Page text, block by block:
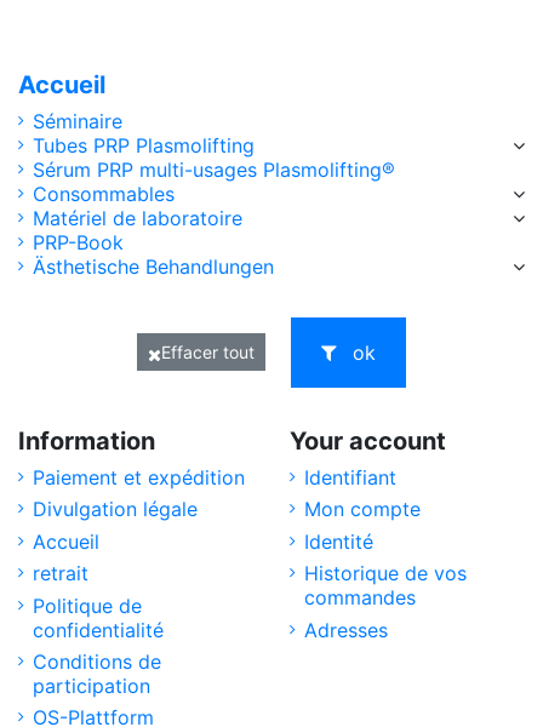
Accueil
Séminaire
Tubes PRP Plasmolifting
Sérum PRP multi-usages Plasmolifting®
Consommables
Matériel de laboratoire
PRP-Book
Ästhetische Behandlungen
Effacer tout ok
Information
Paiement et expédition
Divulgation légale
Accueil
retrait
Politique de
confidentialité
Conditions de
participation
OS-Plattform
Your account
Identifiant
Mon compte
Identité
Historique de vos
commandes
Adresses